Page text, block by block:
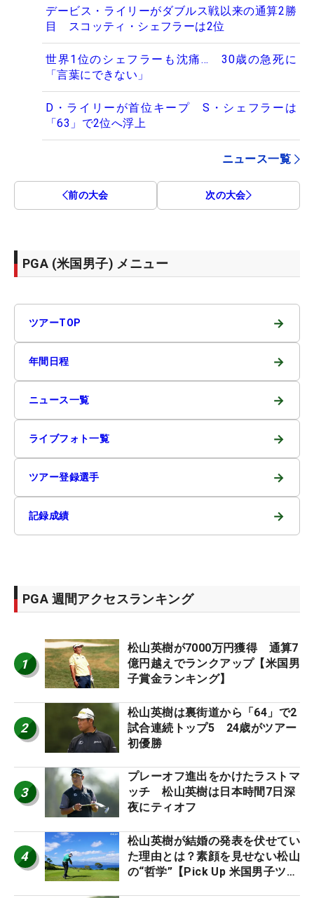
デービス・ライリーがダブルス戦以来の通算2勝
目 スコッティ・シェフラーは2位
世界1位のシェフラーも沈痛… 30歳の急死に
「言葉にできない」
D・ライリーが首位キープ S・シェフラーは
「63」で2位へ浮上
ニュース一覧
前の大会 次の大会
PGA (米国男子) メニュー
ツアーTOP →
年間日程 →
ニュース一覧 →
ライブフォト一覧 →
ツアー登録選手 →
記録成績 →
PGA 週間アクセスランキング
1
松山英樹が7000万円獲得 通算7
億円越えでランクアップ【米国男
子賞金ランキング】
2
松山英樹は裏街道から「64」で2
試合連続トップ5 24歳がツアー
初優勝
3
プレーオフ進出をかけたラストマ
ッチ 松山英樹は日本時間7日深
夜にティオフ
4
松山英樹が結婚の発表を伏せてい
た理由とは？素顔を見せない松山
の“哲学”【Pick Up 米国男子ツア